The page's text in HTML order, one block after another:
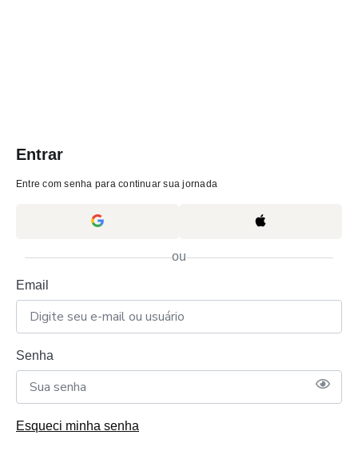
Entrar
Entre com senha para continuar sua jornada
ou
Email
Senha
Esqueci minha senha